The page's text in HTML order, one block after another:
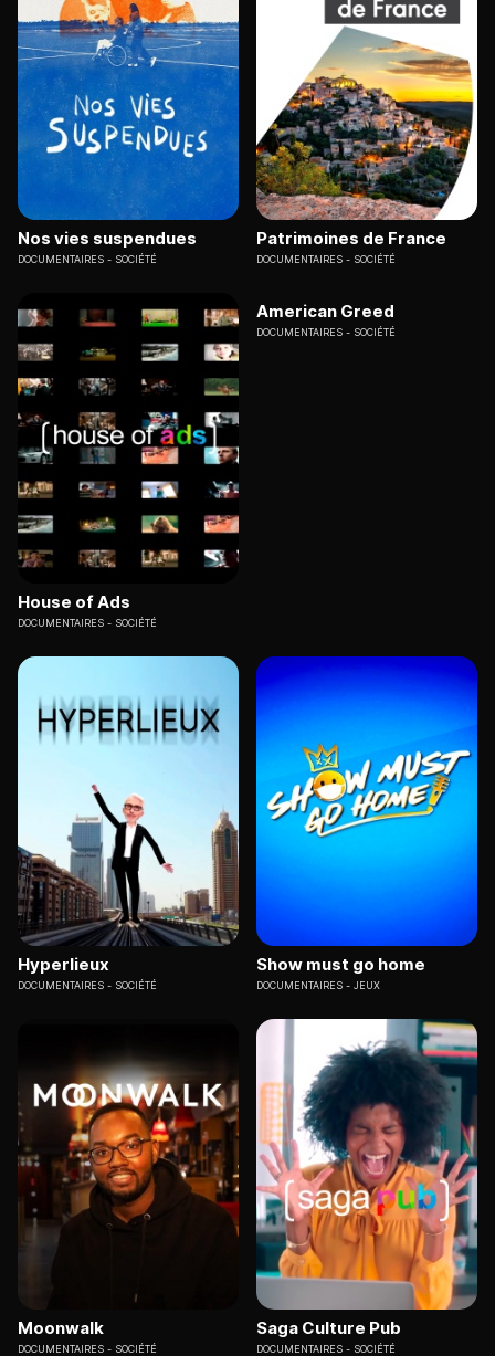
Nos vies suspendues
DOCUMENTAIRES SOCIÉTÉ
Patrimoines de France
DOCUMENTAIRES SOCIÉTÉ
House of Ads
DOCUMENTAIRES SOCIÉTÉ
American Greed
DOCUMENTAIRES SOCIÉTÉ
Hyperlieux
DOCUMENTAIRES SOCIÉTÉ
Show must go home
DOCUMENTAIRES JEUX
Moonwalk
DOCUMENTAIRES SOCIÉTÉ
Saga Culture Pub
DOCUMENTAIRES SOCIÉTÉ